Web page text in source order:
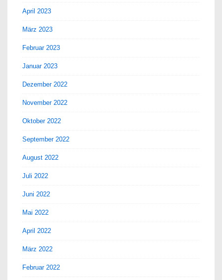
April 2023
März 2023
Februar 2023
Januar 2023
Dezember 2022
November 2022
Oktober 2022
September 2022
August 2022
Juli 2022
Juni 2022
Mai 2022
April 2022
März 2022
Februar 2022